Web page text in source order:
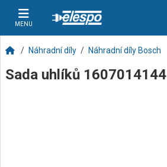
MENU
Náhradní díly Náhradní díly Bosch
Sada uhlíků 1607014144